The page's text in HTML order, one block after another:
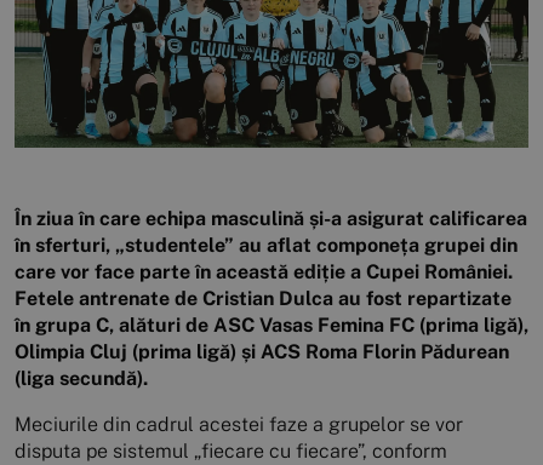
În ziua în care echipa masculină și-a asigurat calificarea
în sferturi, „studentele” au aflat componeța grupei din
care vor face parte în această ediție a Cupei României.
Fetele antrenate de Cristian Dulca au fost repartizate
în grupa C, alături de ASC Vasas Femina FC (prima ligă),
Olimpia Cluj (prima ligă) și ACS Roma Florin Pădurean
(liga secundă).
Meciurile din cadrul acestei faze a grupelor se vor
disputa pe sistemul „fiecare cu fiecare”, conform